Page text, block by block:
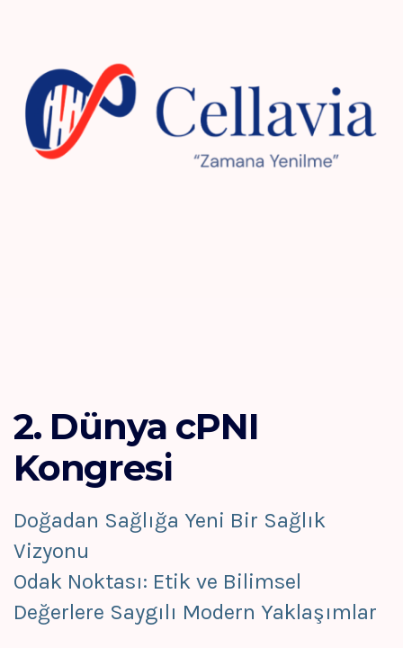
2. Dünya cPNI
Kongresi
Doğadan Sağlığa Yeni Bir Sağlık
Vizyonu
Odak Noktası: Etik ve Bilimsel
Değerlere Saygılı Modern Yaklaşımlar